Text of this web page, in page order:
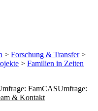
> Forschung & Transfer>
> Familien in Zeiten
FamCASUmfrage:
& Kontakt